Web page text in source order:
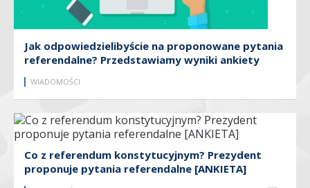
Jak odpowiedzielibyście na proponowane pytania
referendalne? Przedstawiamy wyniki ankiety
WIADOMOŚCI
Co z referendum konstytucyjnym? Prezydent
proponuje pytania referendalne [ANKIETA]